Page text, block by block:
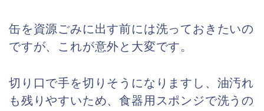
缶を資源ごみに出す前には洗っておきたいの
ですが、これが意外と大変です。
切り口で手を切りそうになりますし、油汚れ
も残りやすいため、食器用スポンジで洗うの